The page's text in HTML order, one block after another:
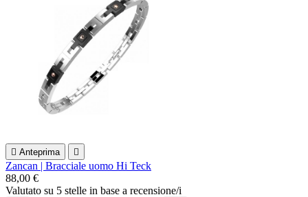
 Anteprima 
Zancan | Bracciale uomo Hi Teck
88,00 €
Valutato su 5 stelle in base a recensione/i